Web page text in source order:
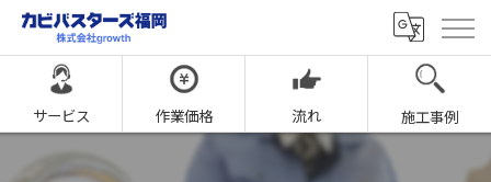
サービス 作業価格 流れ 施工事例